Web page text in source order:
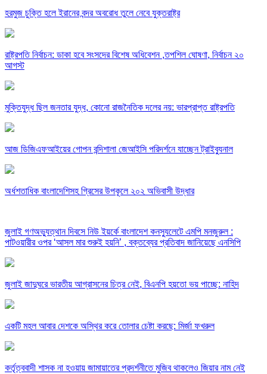
হরমুজ চুক্তি হলে ইরানের বন্দর অবরোধ তুলে নেবে যুক্তরাষ্ট্র
রাষ্ট্রপতি নির্বাচন: ডাকা হবে সংসদের বিশেষ অধিবেশন ,তপশিল ঘোষণা, নির্বাচন ২০
আগস্ট
মুক্তিযুদ্ধ ছিল জনতার যুদ্ধ, কোনো রাজনৈতিক দলের নয়: ভারপ্রাপ্ত রাষ্ট্রপতি
আজ ডিজিএফআইয়ের গোপন বন্দিশালা জেআইসি পরিদর্শনে যাচ্ছেন ট্রাইব্যুনাল
অর্ধশতাধিক বাংলাদেশিসহ গ্রিসের উপকূলে ২০২ অভিবাসী উদ্ধার
জুলাই গণঅভ্যুত্থান দিবসে নিউ ইয়র্কে বাংলাদেশ কনস্যুলেটে এমপি মনজুরুল :
পাটওয়ারীর ওপর ‘আসল মার শুরুই হয়নি’ , বক্তব্যের প্রতিবাদ জানিয়েছে এনসিপি
জুলাই জাদুঘরে ভারতীয় আগ্রাসনের চিত্র নেই, বিএনপি হয়তো ভয় পাচ্ছে: নাহিদ
একটি মহল আবার দেশকে অস্থির করে তোলার চেষ্টা করছে: মির্জা ফখরুল
কর্তৃত্ববাদী শাসক না হওয়ায় জামায়াতের প্রদর্শনীতে মুজিব থাকলেও জিয়ার নাম নেই